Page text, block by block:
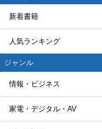
新着書籍
人気ランキング
ジャンル
情報・ビジネス
家電・デジタル・AV